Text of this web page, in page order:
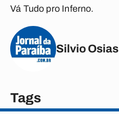
Vá Tudo pro Inferno.
Silvio Osias
Tags